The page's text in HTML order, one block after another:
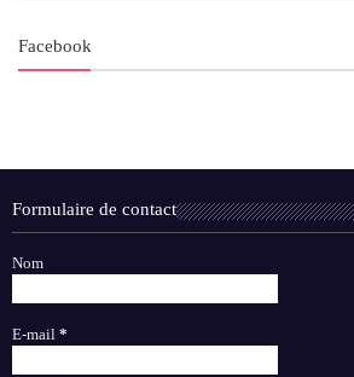
Facebook
Formulaire de contact
Nom
E-mail *